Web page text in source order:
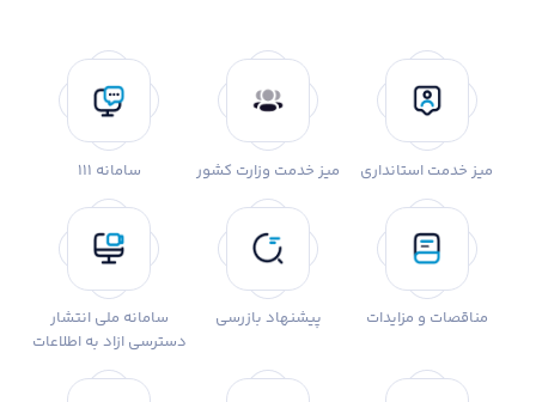
میز خدمت استانداری میز خدمت وزارت کشور سامانه 111
مناقصات و مزایدات پیشنهاد بازرسی
سامانه ملی انتشار
دسترسی ازاد به اطلاعات